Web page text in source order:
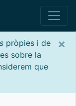
×
pròpies i de
sobre la
que